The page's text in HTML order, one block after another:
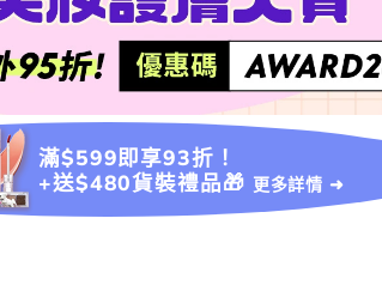
滿$599即享93折！
+送$480貨裝禮品🎁 更多詳情 ➜